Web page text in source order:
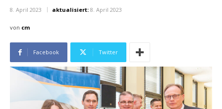
8. April 2023 aktualisiert: 8. April 2023
von cm
Facebook Twitter